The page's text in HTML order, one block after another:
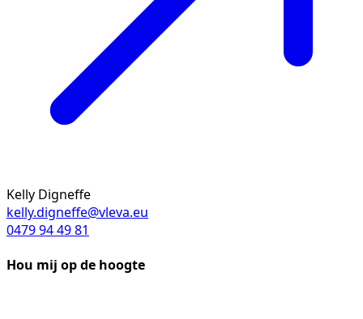
Kelly Digneffe
kelly.digneffe@vleva.eu
0479 94 49 81
Hou mij op de hoogte